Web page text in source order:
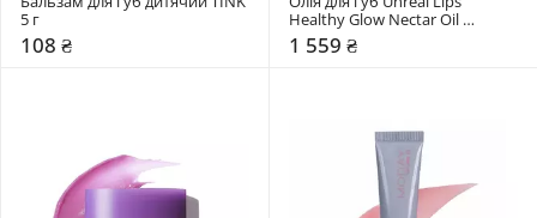
5 г
108 ₴
Healthy Glow Nectar Oil
Charlotte Tilbury
1 559 ₴